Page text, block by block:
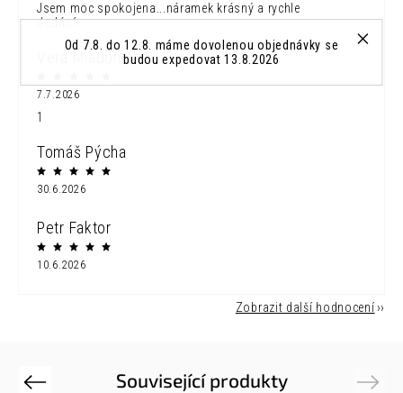
Od 7.8. do 12.8. máme dovolenou objednávky se
budou expedovat 13.8.2026
Jsem moc spokojena...náramek krásný a rychle
dodání...
Vera Mladonicka
7.7.2026
1
Tomáš Pýcha
30.6.2026
Petr Faktor
10.6.2026
Zobrazit další hodnocení
Související produkty
Previous Next